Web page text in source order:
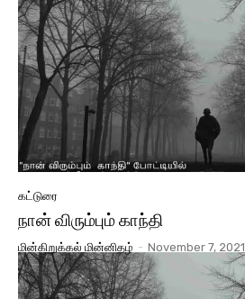
கட்டுரை
நான் விரும்பும் காந்தி
மின்கிறுக்கல் மின்னிதழ் - November 7, 2021